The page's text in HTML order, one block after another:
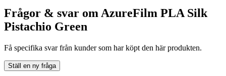
Frågor & svar om AzureFilm PLA Silk
Pistachio Green
Få specifika svar från kunder som har köpt den här produkten.
Ställ en ny fråga